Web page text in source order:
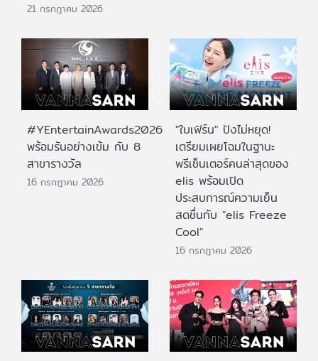
21 กรกฎาคม 2026
#YEntertainAwards2026
พร้อมรันอย่างเข้ม กับ 8
สาขารางวัล
16 กรกฎาคม 2026
"ใบเฟิร์น" ปังไม่หยุด!
เตรียมเผยโฉมในฐานะ
พรีเซ็นเตอร์คนล่าสุดของ
elis พร้อมเปิด
ประสบการณ์ความเย็น
สดชื่นกับ "elis Freeze
Cool"
16 กรกฎาคม 2026